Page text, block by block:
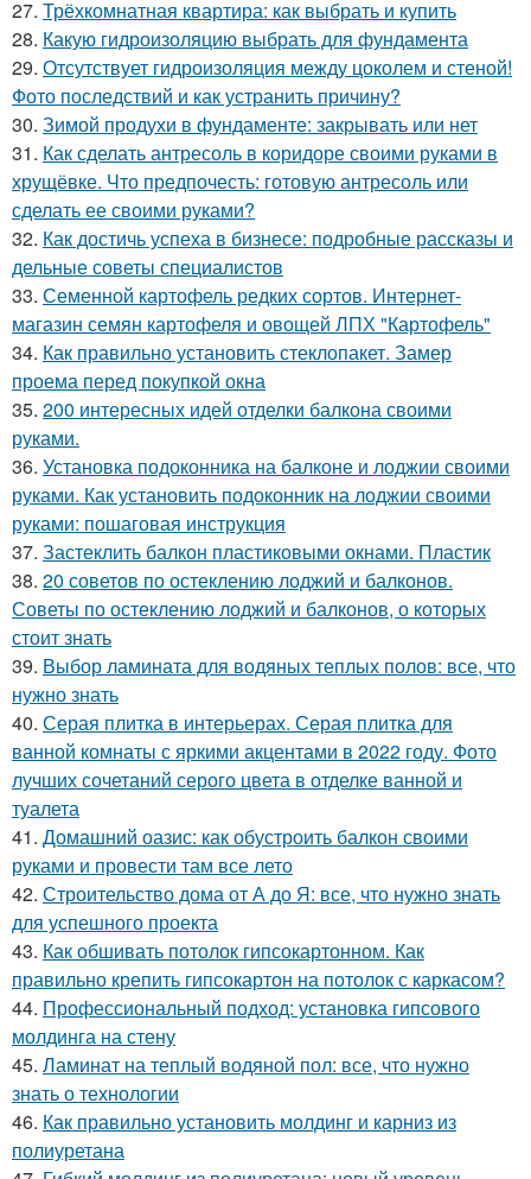
27. Трёхкомнатная квартира: как выбрать и купить
28. Какую гидроизоляцию выбрать для фундамента
29. Отсутствует гидроизоляция между цоколем и стеной!
Фото последствий и как устранить причину?
30. Зимой продухи в фундаменте: закрывать или нет
31. Как сделать антресоль в коридоре своими руками в
хрущёвке. Что предпочесть: готовую антресоль или
сделать ее своими руками?
32. Как достичь успеха в бизнесе: подробные рассказы и
дельные советы специалистов
33. Семенной картофель редких сортов. Интернет-
магазин семян картофеля и овощей ЛПХ "Картофель"
34. Как правильно установить стеклопакет. Замер
проема перед покупкой окна
35. 200 интересных идей отделки балкона своими
руками.
36. Установка подоконника на балконе и лоджии своими
руками. Как установить подоконник на лоджии своими
руками: пошаговая инструкция
37. Застеклить балкон пластиковыми окнами. Пластик
38. 20 советов по остеклению лоджий и балконов.
Советы по остеклению лоджий и балконов, о которых
стоит знать
39. Выбор ламината для водяных теплых полов: все, что
нужно знать
40. Серая плитка в интерьерах. Серая плитка для
ванной комнаты с яркими акцентами в 2022 году. Фото
лучших сочетаний серого цвета в отделке ванной и
туалета
41. Домашний оазис: как обустроить балкон своими
руками и провести там все лето
42. Строительство дома от А до Я: все, что нужно знать
для успешного проекта
43. Как обшивать потолок гипсокартонном. Как
правильно крепить гипсокартон на потолок с каркасом?
44. Профессиональный подход: установка гипсового
молдинга на стену
45. Ламинат на теплый водяной пол: все, что нужно
знать о технологии
46. Как правильно установить молдинг и карниз из
полиуретана